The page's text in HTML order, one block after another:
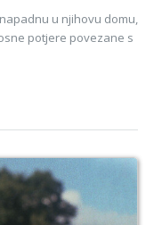
u njihovu domu,
potjere povezane s